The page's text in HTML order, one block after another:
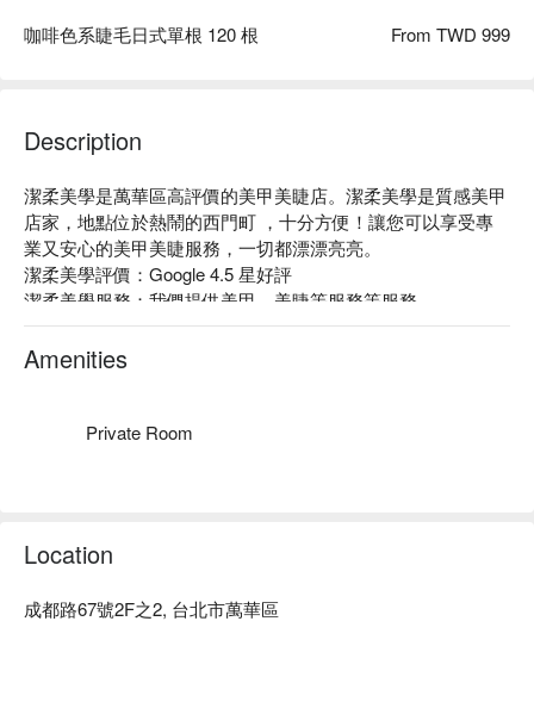
咖啡色系睫毛日式單根 120 根 From TWD 999
Description
潔柔美學是萬華區高評價的美甲美睫店。潔柔美學是質感美甲
店家，地點位於熱鬧的西門町 ，十分方便！讓您可以享受專
業又安心的美甲美睫服務，一切都漂漂亮亮。
潔柔美學評價：Google 4.5 星好評
潔柔美學服務：我們提供美甲、美睫等服務等服務
潔柔美學推薦：專業團隊會依照每個人不同的狀態，提供專業
且客製化的服務。著重材料的選用，精心挑選適合台灣氣候的
Amenities
Private Room
Location
成都路67號2F之2, 台北市萬華區